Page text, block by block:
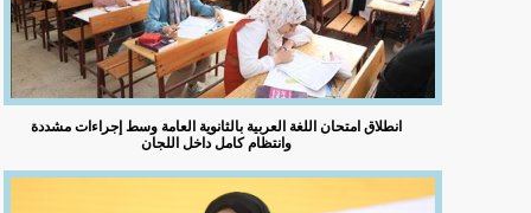
انطلاق امتحان اللغة العربية بالثانوية العامة وسط إجراءات مشددة
وانتظام كامل داخل اللجان